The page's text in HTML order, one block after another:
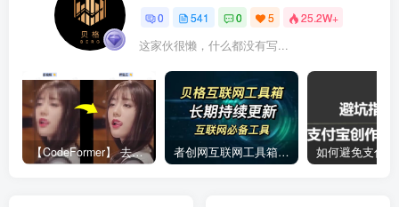
0 541 0 5 25.2W+
这家伙很懒，什么都没有写...
【CodeFormer】 去马赛克神器 者创网互联网工具箱合集